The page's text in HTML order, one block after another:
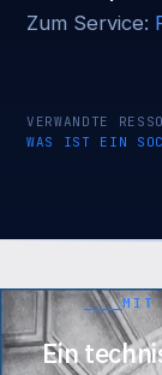
Zum Service:
VERWANDTE
WAS IST EIN SOC
MIT
Ein